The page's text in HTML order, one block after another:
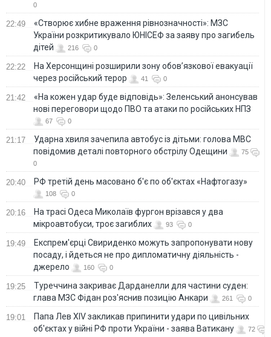
0
22:49
«Створює хибне враження рівнозначності»: МЗС
України розкритикувало ЮНІСЕФ за заяву про загибель
дітей
216 0
22:22
На Херсонщині розширили зону обов’язкової евакуації
через російський терор
41 0
21:42
«На кожен удар буде відповідь»: Зеленський анонсував
нові переговори щодо ПВО та атаки по російських НПЗ
67 0
21:17
Ударна хвиля зачепила автобус із дітьми: голова МВС
повідомив деталі повторного обстрілу Одещини
75
0
20:40 РФ третій день масовано б'є по об'єктах «Нафтогазу»
108 0
20:16
На трасі Одеса Миколаїв фургон врізався у два
мікроавтобуси, троє загиблих
93 0
19:49
Експрем'єрці Свириденко можуть запропонувати нову
посаду, і йдеться не про дипломатичну діяльність -
джерело
160 0
19:25
Туреччина закриває Дарданелли для частини суден:
глава МЗС Фідан роз'яснив позицію Анкари
261 0
19:01
Папа Лев XIV закликав припинити удари по цивільних
об'єктах у війні РФ проти України - заява Ватикану
72